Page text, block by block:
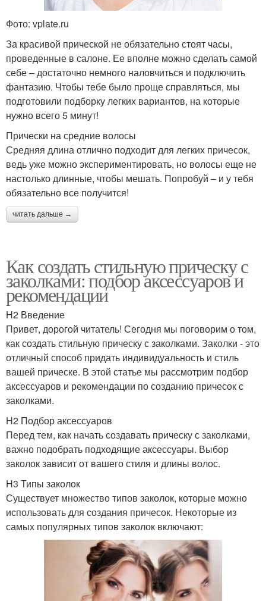
Фото: vplate.ru
За красивой прической не обязательно стоят часы,
проведенные в салоне. Ее вполне можно сделать самой
себе – достаточно немного наловчиться и подключить
фантазию. Чтобы тебе было проще справляться, мы
подготовили подборку легких вариантов, на которые
нужно всего 5 минут!
Прически на средние волосы
Средняя длина отлично подходит для легких причесок,
ведь уже можно экспериментировать, но волосы еще не
настолько длинные, чтобы мешать. Попробуй – и у тебя
обязательно все получится!
читать дальше →
Как создать стильную прическу с
заколками: подбор аксессуаров и
рекомендации
H2 Введение
Привет, дорогой читатель! Сегодня мы поговорим о том,
как создать стильную прическу с заколками. Заколки - это
отличный способ придать индивидуальность и стиль
вашей прическе. В этой статье мы рассмотрим подбор
аксессуаров и рекомендации по созданию причесок с
заколками.
H2 Подбор аксессуаров
Перед тем, как начать создавать прическу с заколками,
важно подобрать подходящие аксессуары. Выбор
заколок зависит от вашего стиля и длины волос.
H3 Типы заколок
Существует множество типов заколок, которые можно
использовать для создания причесок. Некоторые из
самых популярных типов заколок включают: